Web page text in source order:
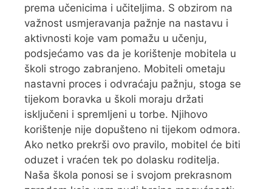
prema učenicima i učiteljima. S obzirom na
važnost usmjeravanja pažnje na nastavu i
aktivnosti koje vam pomažu u učenju,
podsjećamo vas da je korištenje mobitela u
školi strogo zabranjeno. Mobiteli ometaju
nastavni proces i odvraćaju pažnju, stoga se
tijekom boravka u školi moraju držati
isključeni i spremljeni u torbe. Njihovo
korištenje nije dopušteno ni tijekom odmora.
Ako netko prekrši ovo pravilo, mobitel će biti
oduzet i vraćen tek po dolasku roditelja.
Naša škola ponosi se i svojom prekrasnom